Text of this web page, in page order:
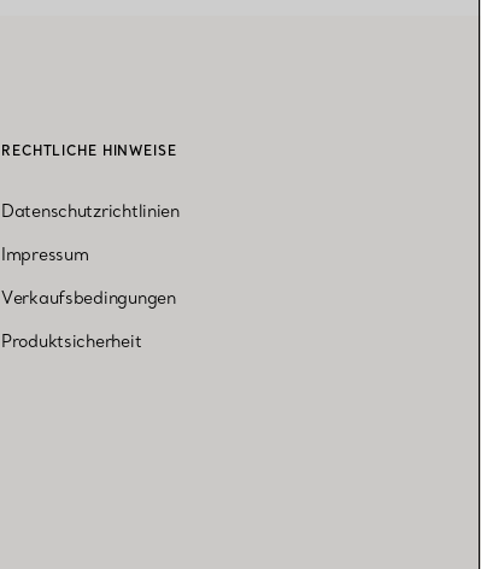
RECHTLICHE HINWEISE
Datenschutzrichtlinien
Impressum
Verkaufsbedingungen
Produktsicherheit